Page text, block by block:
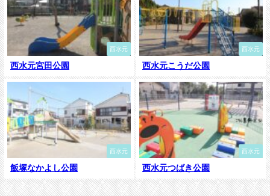
西水元
西水元宮田公園
西水元
西水元こうだ公園
西水元
飯塚なかよし公園
西水元
西水元つばき公園